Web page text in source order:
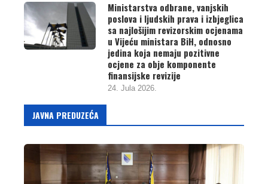
Ministarstva odbrane, vanjskih
poslova i ljudskih prava i izbjeglica
sa najlošijim revizorskim ocjenama
u Vijeću ministara BiH, odnosno
jedina koja nemaju pozitivne
ocjene za obje komponente
finansijske revizije
24. Jula 2026.
JAVNA PREDUZEĆA